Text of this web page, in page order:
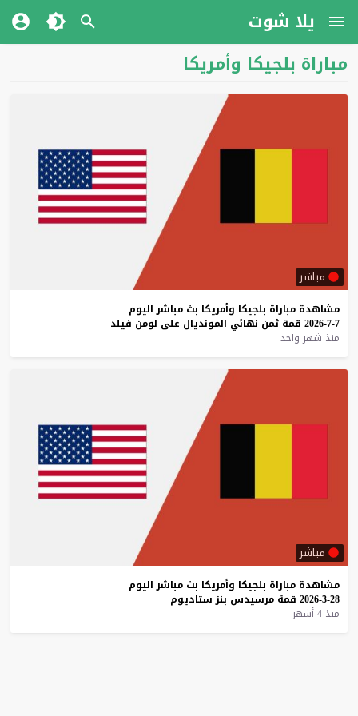
يلا شوت
مباراة بلجيكا وأمريكا
مباشر
مشاهدة مباراة بلجيكا وأمريكا بث مباشر اليوم
7-7-2026
قمة ثمن نهائي المونديال على لومن فيلد
منذ شهر واحد
مباشر
مشاهدة مباراة بلجيكا وأمريكا بث مباشر اليوم
28-3-2026
قمة مرسيدس بنز ستاديوم
منذ 4 أشهر